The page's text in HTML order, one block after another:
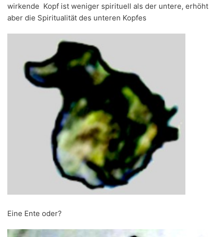
wirkende Kopf ist weniger spirituell als der untere, erhöht
aber die Spiritualität des unteren Kopfes
Eine Ente oder?